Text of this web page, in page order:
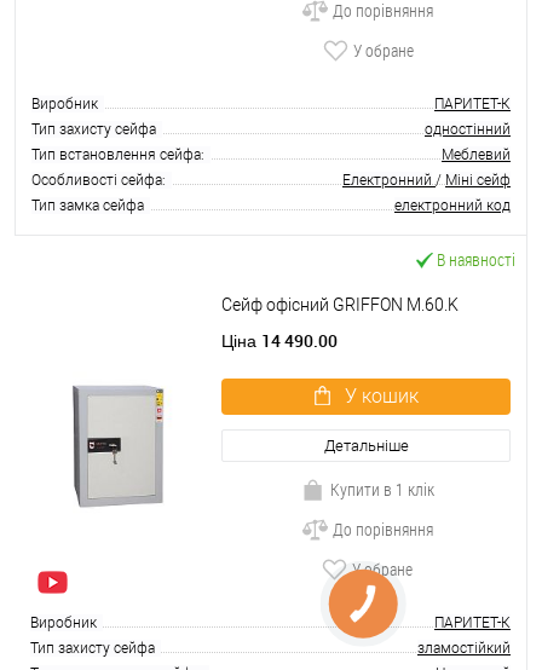
До порівняння
У обране
Виробник
ПАРИТЕТ-К
Тип захисту сейфа
одностінний
Тип встановлення сейфа:
Меблевий
Особливості сейфа:
Електронний /Міні сейф
Тип замка сейфа
електронний код
В наявності
Сейф офісний GRIFFON M.60.K
Ціна 14 490.00
У кошик
Детальніше
Купити в 1 клік
До порівняння
У обране
Виробник
ПАРИТЕТ-К
Тип захисту сейфа
зламостійкий